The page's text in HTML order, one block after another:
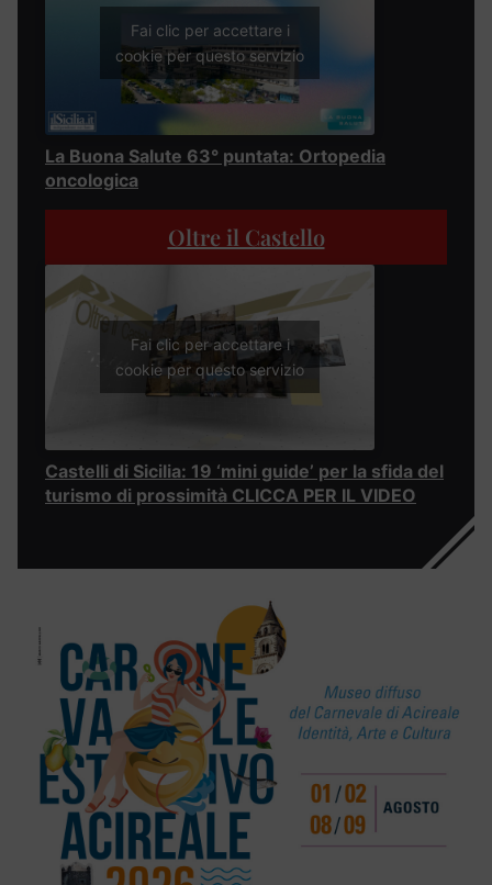
Fai clic per accettare i
cookie per questo servizio
La Buona Salute 63° puntata: Ortopedia
oncologica
Oltre il Castello
Fai clic per accettare i
cookie per questo servizio
Castelli di Sicilia: 19 ‘mini guide’ per la sfida del
turismo di prossimità CLICCA PER IL VIDEO